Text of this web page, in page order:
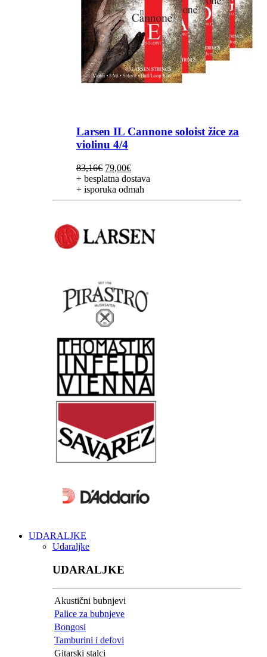
Larsen IL Cannone soloist žice za
violinu 4/4
83,16€ Izvorna
cijena
bila
je:
79,00€Trenutna
cijena
je:
79,00€.
+ besplatna dostava
+ isporuka odmah
UDARALJKE
Udaraljke
UDARALJKE
Akustični bubnjevi
Palice za bubnjeve
Bongosi
Tamburini i defovi
Gitarski stalci